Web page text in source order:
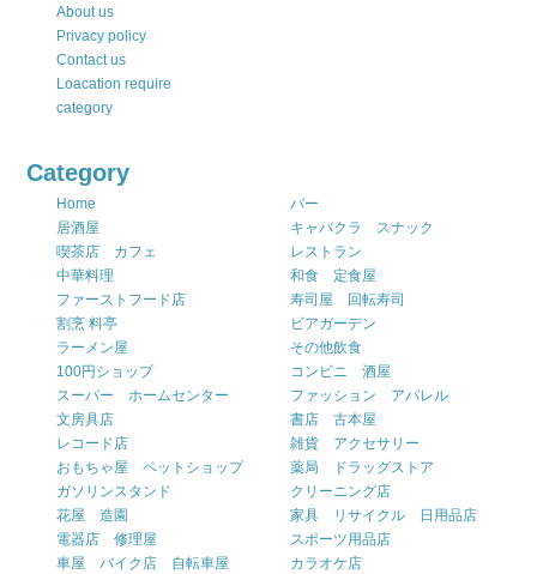
About us
Privacy policy
Contact us
Loacation require
category
Category
Home
バー
居酒屋
キャバクラ スナック
喫茶店 カフェ
レストラン
中華料理
和食 定食屋
ファーストフード店
寿司屋 回転寿司
割烹 料亭
ビアガーデン
ラーメン屋
その他飲食
100円ショップ
コンビニ 酒屋
スーパー ホームセンター
ファッション アパレル
文房具店
書店 古本屋
レコード店
雑貨 アクセサリー
おもちゃ屋 ペットショップ
薬局 ドラッグストア
ガソリンスタンド
クリーニング店
花屋 造園
家具 リサイクル 日用品店
電器店 修理屋
スポーツ用品店
車屋 バイク店 自転車屋
カラオケ店